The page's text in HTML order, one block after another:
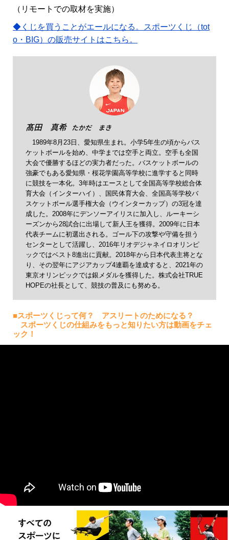
（リモートでの取材を実施）
◆くじを買うことがエールになる。スポーツくじ（tot
o・BIG）の販売サイトはこちら。
髙田 真希 たかだ まき
1989年8月23日、愛知県生まれ。小学5年生の頃からバス
ケットボールを始め、中学までは空手と両立。空手も全国
大会で優勝するほどの実力者だった。バスケットボールの
強豪でもある愛知県・桜花学園高等学校に進学すると同時
に競技を一本化。3年時はエースとして全国高等学校総合体
育大会（インターハイ）、国民体育大会、全国高等学校バ
スケットボール選手権大会（ウインターカップ）の3冠を達
成した。2008年にデンソーアイリスに加入し、ルーキーシ
ーズンから28試合に出場して新人王を獲得。2009年に日本
代表チームに初選出される。ゴール下の攻撃や守備を担う
センターとして活躍し、2016年リオデジャネイロオリンピ
ックではベスト8進出に貢献。2018年から日本代表主将とな
り、その翌年にアジアカップ4連覇を達成すると、2021年の
東京オリンピックでは銀メダルを獲得した。株式会社TRUE
HOPEの社長として、競技の普及にも努める。
■スポーツくじって何？ アスリートのためになる？
スポーツくじの仕組みをもっと知りたい方は動画をチェ
ック！